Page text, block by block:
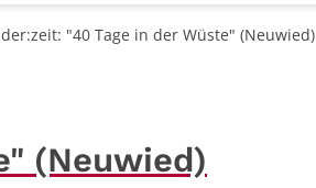
"40 Tage in der Wüste" (Neuwied)
(Neuwied)